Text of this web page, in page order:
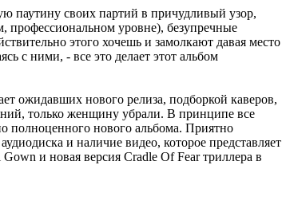
паутину своих партий в причудливый узор,
профессиональном уровне), безупречные
этого хочешь и замолкают давая место
с ними, - все это делает этот альбом
ожидавших нового релиза, подборкой каверов,
только женщину убрали. В принципе все
полноценного нового альбома. Приятно
и наличие видео, которое представляет
и новая версия Cradle Of Fear триллера в